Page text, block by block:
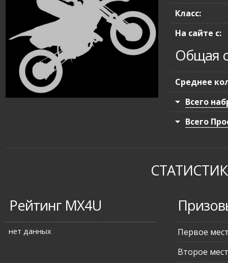
Класс:
На сайте с:
Общая
Среднее
Всего
Всего
Рейтинг MX4U
нет данных
Первое
Второе